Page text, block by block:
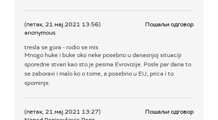
(петак, 21.мај.2021 13:56)
anonymous
Пошаљи одговор
tresla se gora - rodio se mis
Mnogo huke i buke oko neke posebno u danasnjoj situaciji
sporedne stvari kao sto je pesma Evrovizije. Posle par dana to
se zaboravi i malo ko o tome, a posebno u EU, prica i to
spominje.
(петак, 21.мај.2021 13:27)
Пошаљи одговор